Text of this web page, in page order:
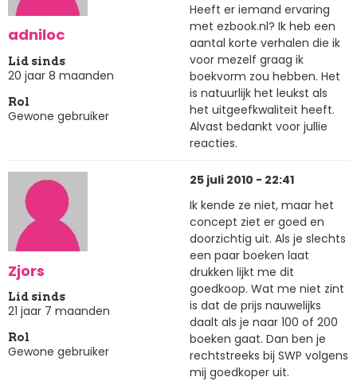
adniloc
Lid sinds
20 jaar 8 maanden
Rol
Gewone gebruiker
Heeft er iemand ervaring
met ezbook.nl? Ik heb een
aantal korte verhalen die ik
voor mezelf graag ik
boekvorm zou hebben. Het
is natuurlijk het leukst als
het uitgeefkwaliteit heeft.
Alvast bedankt voor jullie
reacties.
Zjors
Lid sinds
21 jaar 7 maanden
Rol
Gewone gebruiker
25 juli 2010 - 22:41
Ik kende ze niet, maar het
concept ziet er goed en
doorzichtig uit. Als je slechts
een paar boeken laat
drukken lijkt me dit
goedkoop. Wat me niet zint
is dat de prijs nauwelijks
daalt als je naar 100 of 200
boeken gaat. Dan ben je
rechtstreeks bij SWP volgens
mij goedkoper uit.